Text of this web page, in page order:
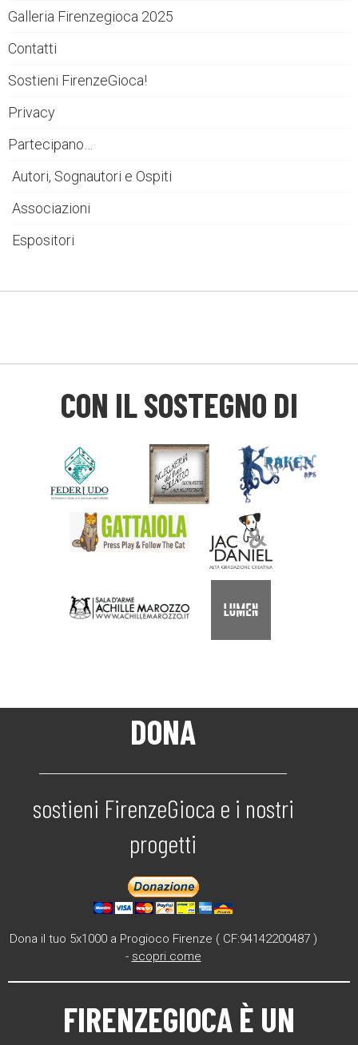
Galleria Firenzegioca 2025
Contatti
Sostieni FirenzeGioca!
Privacy
Partecipano…
Autori, Sognautori e Ospiti
Associazioni
Espositori
CON IL SOSTEGNO DI
DONA
sostieni FirenzeGioca e i nostri
progetti
Dona il tuo 5x1000 a Progioco Firenze ( CF:94142200487 )
- scopri come
FIRENZEGIOCA È UN